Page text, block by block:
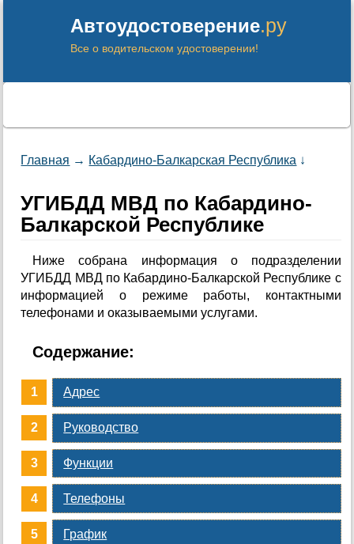
Автоудостоверение.ру
Все о водительском удостоверении!
Главная → Кабардино-Балкарская Республика ↓
УГИБДД МВД по Кабардино-
Балкарской Республике
Ниже собрана информация о подразделении
УГИБДД МВД по Кабардино-Балкарской Республике с
информацией о режиме работы, контактными
телефонами и оказываемыми услугами.
Содержание:
Адрес
Руководство
Функции
Телефоны
График